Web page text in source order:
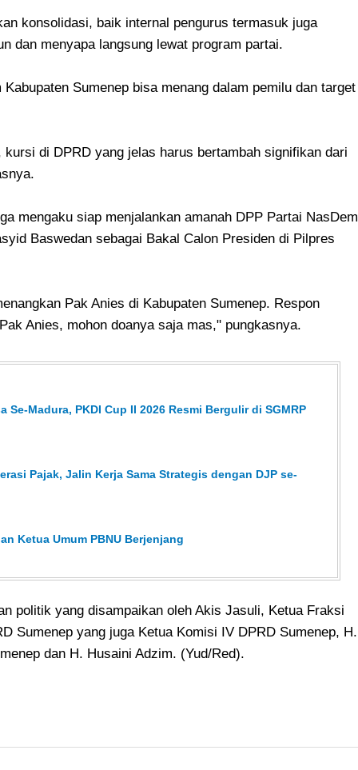
konsolidasi, baik internal pengurus termasuk juga
dan menyapa langsung lewat program partai.
Sumenep bisa menang dalam pemilu dan target
di DPRD yang jelas harus bertambah signifikan dari
mengaku siap menjalankan amanah DPP Partai NasDem
Baswedan sebagai Bakal Calon Presiden di Pilpres
Pak Anies di Kabupaten Sumenep. Respon
Anies, mohon doanya saja mas," pungkasnya.
Se-Madura, PKDI Cup II 2026 Resmi Bergulir di SGMRP
Pajak, Jalin Kerja Sama Strategis dengan DJP se-
Ketua Umum PBNU Berjenjang
politik yang disampaikan oleh Akis Jasuli, Ketua Fraksi
Sumenep yang juga Ketua Komisi IV DPRD Sumenep, H.
dan H. Husaini Adzim. (Yud/Red).